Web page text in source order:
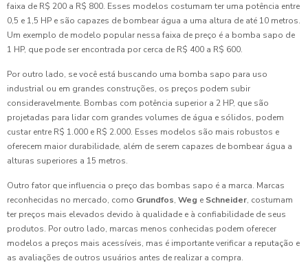
faixa de R$ 200 a R$ 800. Esses modelos costumam ter uma potência entre
0,5 e 1,5 HP e são capazes de bombear água a uma altura de até 10 metros.
Um exemplo de modelo popular nessa faixa de preço é a bomba sapo de
1 HP, que pode ser encontrada por cerca de R$ 400 a R$ 600.
Por outro lado, se você está buscando uma bomba sapo para uso
industrial ou em grandes construções, os preços podem subir
consideravelmente. Bombas com potência superior a 2 HP, que são
projetadas para lidar com grandes volumes de água e sólidos, podem
custar entre R$ 1.000 e R$ 2.000. Esses modelos são mais robustos e
oferecem maior durabilidade, além de serem capazes de bombear água a
alturas superiores a 15 metros.
Outro fator que influencia o preço das bombas sapo é a marca. Marcas
reconhecidas no mercado, como Grundfos, Weg e Schneider, costumam
ter preços mais elevados devido à qualidade e à confiabilidade de seus
produtos. Por outro lado, marcas menos conhecidas podem oferecer
modelos a preços mais acessíveis, mas é importante verificar a reputação e
as avaliações de outros usuários antes de realizar a compra.